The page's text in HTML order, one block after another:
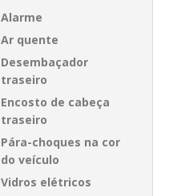
Alarme
Ar quente
Desembaçador
traseiro
Encosto de cabeça
traseiro
Pára-choques na cor
do veículo
Vidros elétricos